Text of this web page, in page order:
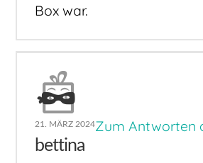
Box war.
21. MÄRZ 2024Zum Antworten
bettina